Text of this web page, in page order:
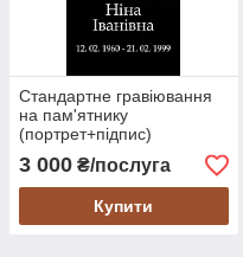
Стандартне гравіювання
на пам'ятнику
(портрет+підпис)
3 000 ₴/послуга
Купити